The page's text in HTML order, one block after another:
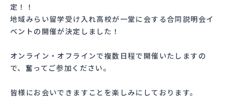
定！！
地域みらい留学受け入れ高校が一堂に会する合同説明会イ
ベントの開催が決定しました！
オンライン・オフラインで複数日程で開催いたしますの
で、奮ってご参加ください。
皆様にお会いできますことを楽しみにしております。